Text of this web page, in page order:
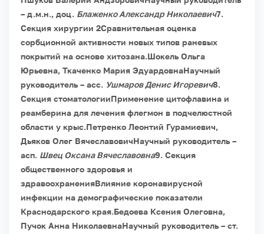
– д.м.н., доц. Блаженко Александр Николаевич7.
Секция хирургии 2Сравнительная оценка
сорбционной активности новых типов раневых
покрытий на основе хитозана.Шокель Ольга
Юрьевна, Ткаченко Мария ЭдуардовнаНаучный
руководитель – асс. Ушмаров Денис Игоревич8.
Секция стоматологииПрименение цитофлавина и
реамберина для лечения флегмон в подчелюстной
области у крыс.Петренко Леонтий Гурамиевич,
Дьяков Олег ВячеславовичНаучный руководитель –
асп. Швец Оксана Вячеславовна9. Секция
общественного здоровья и
здравоохраненияВлияние коронавирусной
инфекции на демографические показатели
Краснодарского края.Бедоева Ксения Олеговна,
Пучок Анна НиколаевнаНаучный руководитель – ст.